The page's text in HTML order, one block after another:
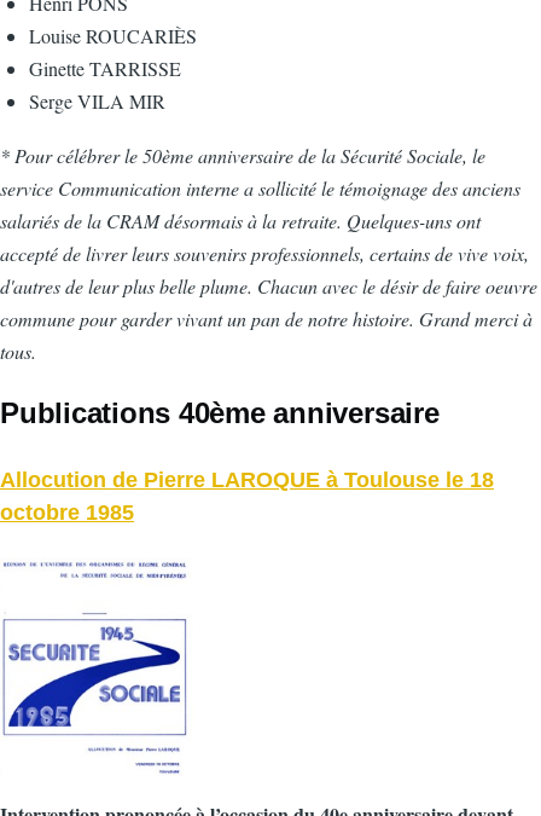
Louise ROUCARIÈS
Ginette TARRISSE
Serge VILA MIR
* Pour célébrer le 50ème anniversaire de la Sécurité Sociale, le
service Communication interne a sollicité le témoignage des anciens
salariés de la CRAM désormais à la retraite. Quelques-uns ont
accepté de livrer leurs souvenirs professionnels, certains de vive voix,
d'autres de leur plus belle plume. Chacun avec le désir de faire oeuvre
commune pour garder vivant un pan de notre histoire. Grand merci à
tous.
Publications 40ème anniversaire
Allocution de Pierre LAROQUE à Toulouse le 18
octobre 1985